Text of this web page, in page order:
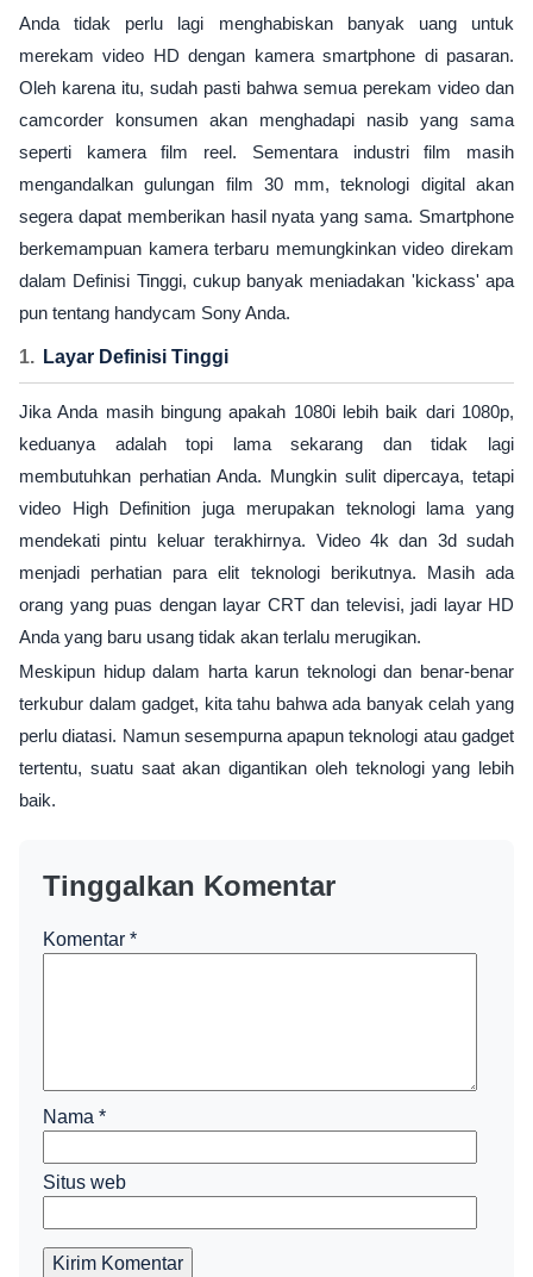
Anda tidak perlu lagi menghabiskan banyak uang untuk
merekam video HD dengan kamera smartphone di pasaran.
Oleh karena itu, sudah pasti bahwa semua perekam video dan
camcorder konsumen akan menghadapi nasib yang sama
seperti kamera film reel. Sementara industri film masih
mengandalkan gulungan film 30 mm, teknologi digital akan
segera dapat memberikan hasil nyata yang sama. Smartphone
berkemampuan kamera terbaru memungkinkan video direkam
dalam Definisi Tinggi, cukup banyak meniadakan 'kickass' apa
pun tentang handycam Sony Anda.
Layar Definisi Tinggi
Jika Anda masih bingung apakah 1080i lebih baik dari 1080p,
keduanya adalah topi lama sekarang dan tidak lagi
membutuhkan perhatian Anda. Mungkin sulit dipercaya, tetapi
video High Definition juga merupakan teknologi lama yang
mendekati pintu keluar terakhirnya. Video 4k dan 3d sudah
menjadi perhatian para elit teknologi berikutnya. Masih ada
orang yang puas dengan layar CRT dan televisi, jadi layar HD
Anda yang baru usang tidak akan terlalu merugikan.
Meskipun hidup dalam harta karun teknologi dan benar-benar
terkubur dalam gadget, kita tahu bahwa ada banyak celah yang
perlu diatasi. Namun sesempurna apapun teknologi atau gadget
tertentu, suatu saat akan digantikan oleh teknologi yang lebih
baik.
Tinggalkan Komentar
Komentar *
Nama *
Situs web
Kirim Komentar